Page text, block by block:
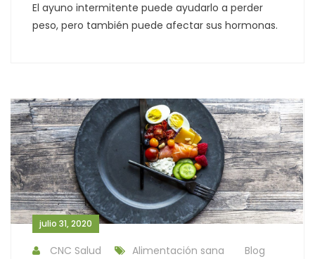
El ayuno intermitente puede ayudarlo a perder
peso, pero también puede afectar sus hormonas.
julio 31, 2020
CNC Salud Alimentación sana
Blog